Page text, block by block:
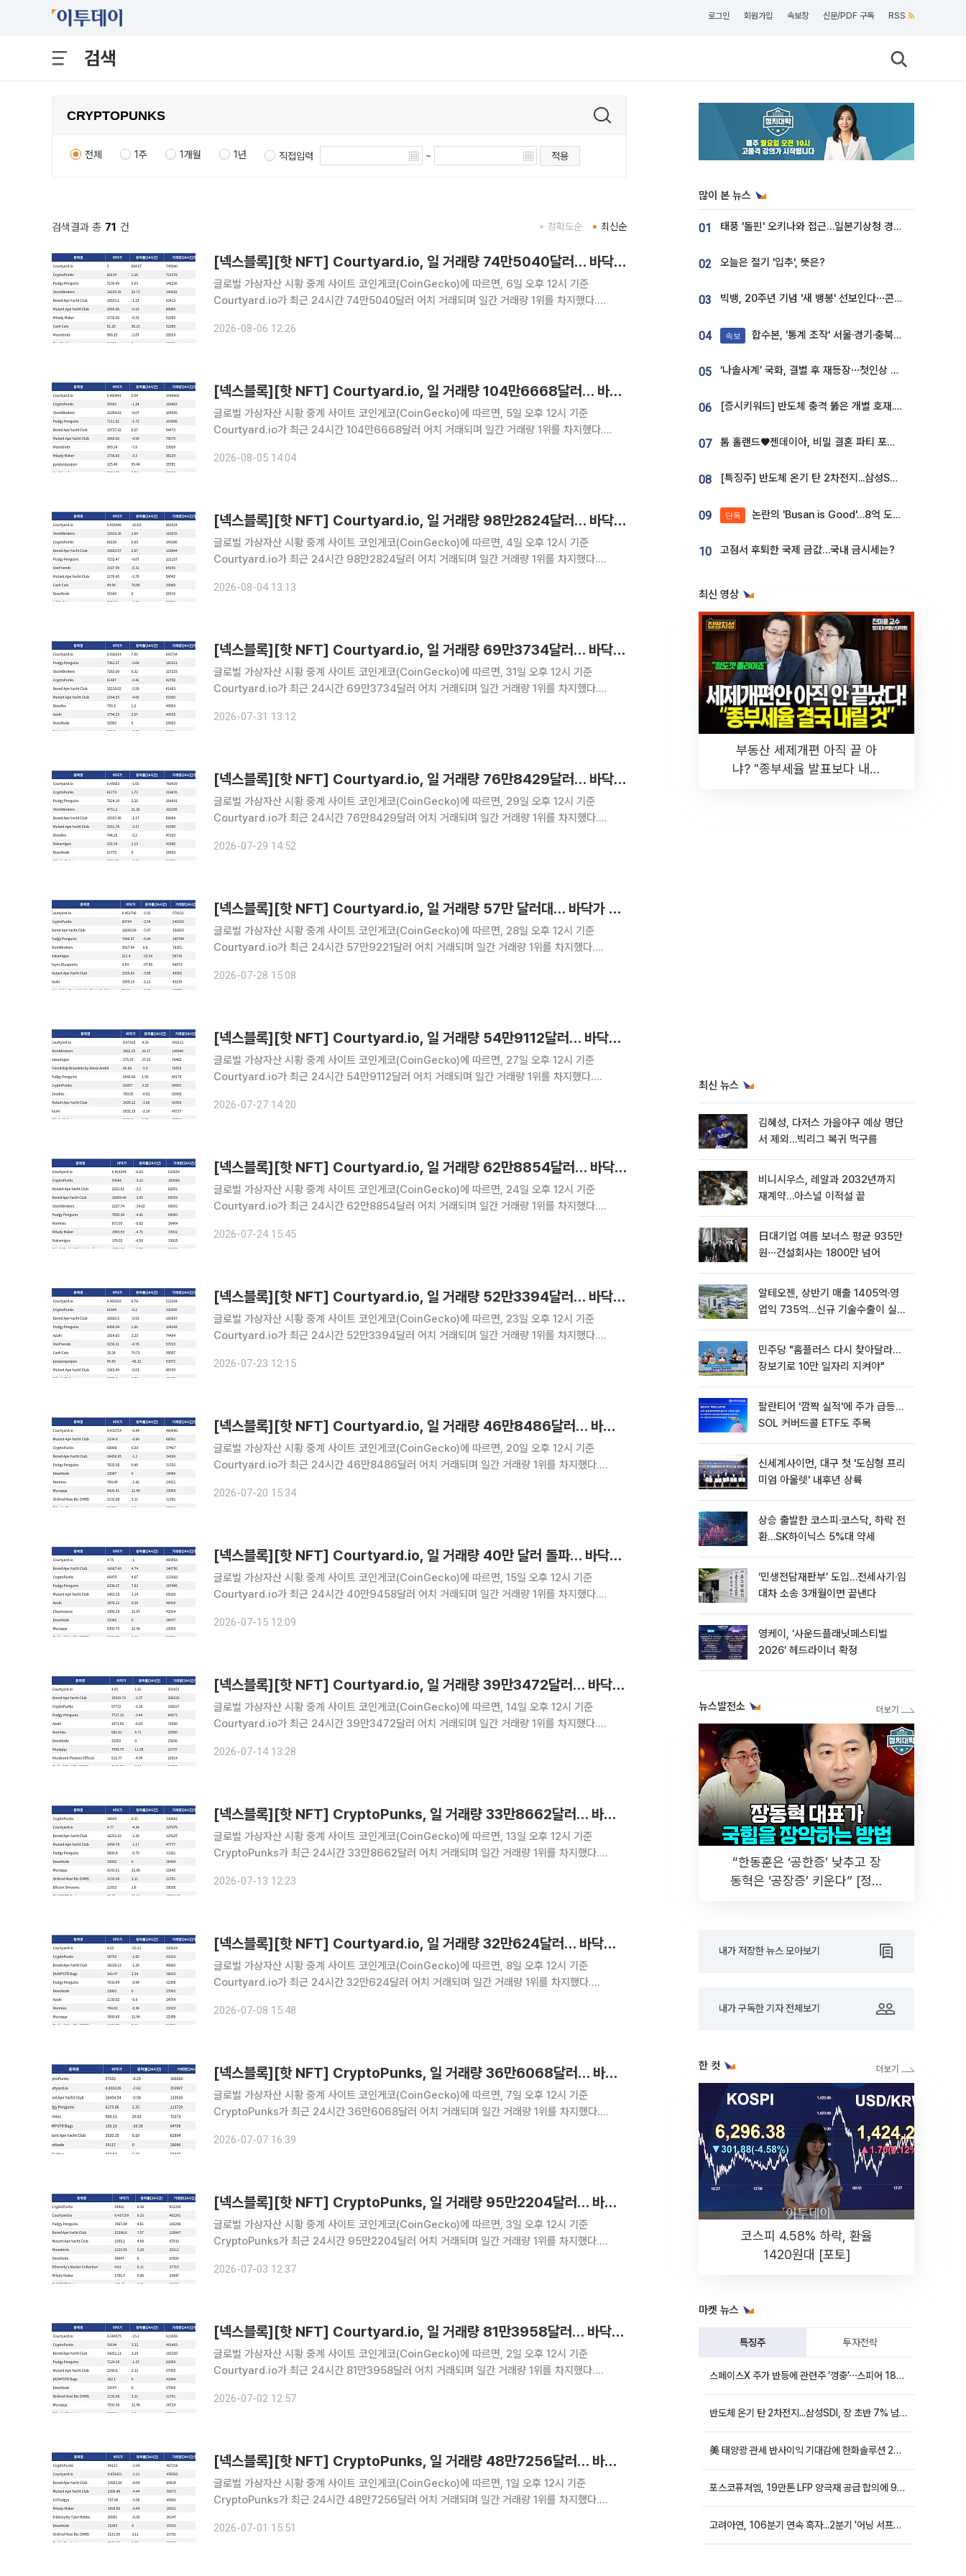
로그인 회원가입 속보창 신문/PDF 구독 RSS
검색
전체 1주 1개월 1년 직접입력 ~ 적용
검색결과 총 71 건 최신순
정확도순
[넥스블록][핫 NFT] Courtyard.io, 일 거래량 74만5040달러… 바닥가 5달러
글로벌 가상자산 시황 중계 사이트 코인게코(CoinGecko)에 따르면, 6일 오후 12시 기준
Courtyard.io가 최근 24시간 74만5040달러 어치 거래되며 일간 거래량 1위를 차지했다.
량 72만1578달러를 기록하며 바닥가 6만12
2026-08-06 12:26
[넥스블록][핫 NFT] Courtyard.io, 일 거래량 104만6668달러… 바닥가 0.46달러
글로벌 가상자산 시황 중계 사이트 코인게코(CoinGecko)에 따르면, 5일 오후 12시 기준
Courtyard.io가 최근 24시간 104만6668달러 어치 거래되며 일간 거래량 1위를 차지했다.
량 16만9483달러를 기록하며 바닥가 5만
2026-08-05 14:04
[넥스블록][핫 NFT] Courtyard.io, 일 거래량 98만2824달러… 바닥가 0.46달러
글로벌 가상자산 시황 중계 사이트 코인게코(CoinGecko)에 따르면, 4일 오후 12시 기준
Courtyard.io가 최근 24시간 98만2824달러 어치 거래되며 일간 거래량 1위를 차지했다.
거래량 18만3576달러를 기록하며 바닥가
2026-08-04 13:13
[넥스블록][핫 NFT] Courtyard.io, 일 거래량 69만3734달러… 바닥가 0.51달러
글로벌 가상자산 시황 중계 사이트 코인게코(CoinGecko)에 따르면, 31일 오후 12시 기준
Courtyard.io가 최근 24시간 69만3734달러 어치 거래되며 일간 거래량 1위를 차지했다.
24시간 거래량 18만5321달러를 기록하
2026-07-31 13:12
[넥스블록][핫 NFT] Courtyard.io, 일 거래량 76만8429달러… 바닥가 0.46달러
글로벌 가상자산 시황 중계 사이트 코인게코(CoinGecko)에 따르면, 29일 오후 12시 기준
Courtyard.io가 최근 24시간 76만8429달러 어치 거래되며 일간 거래량 1위를 차지했다.
시간 거래량 21만8676달러를 기록하며 바
2026-07-29 14:52
[넥스블록][핫 NFT] Courtyard.io, 일 거래량 57만 달러대… 바닥가 0.46달러
글로벌 가상자산 시황 중계 사이트 코인게코(CoinGecko)에 따르면, 28일 오후 12시 기준
Courtyard.io가 최근 24시간 57만9221달러 어치 거래되며 일간 거래량 1위를 차지했다.
래량 24만9263달러를 기록하며 바닥가 6
2026-07-28 15:08
[넥스블록][핫 NFT] Courtyard.io, 일 거래량 54만9112달러… 바닥가 0.48달러
글로벌 가상자산 시황 중계 사이트 코인게코(CoinGecko)에 따르면, 27일 오후 12시 기준
Courtyard.io가 최근 24시간 54만9112달러 어치 거래되며 일간 거래량 1위를 차지했다.
래량 13만940달러를 기록하며 바닥가 38
2026-07-27 14:20
[넥스블록][핫 NFT] Courtyard.io, 일 거래량 62만8854달러… 바닥가 0.41달러
글로벌 가상자산 시황 중계 사이트 코인게코(CoinGecko)에 따르면, 24일 오후 12시 기준
Courtyard.io가 최근 24시간 62만8854달러 어치 거래되며 일간 거래량 1위를 차지했다.
래량 18만68달러를 기록하며 바닥가 5만9
2026-07-24 15:45
[넥스블록][핫 NFT] Courtyard.io, 일 거래량 52만3394달러… 바닥가 0.47달러
글로벌 가상자산 시황 중계 사이트 코인게코(CoinGecko)에 따르면, 23일 오후 12시 기준
Courtyard.io가 최근 24시간 52만3394달러 어치 거래되며 일간 거래량 1위를 차지했다.
량 33만395달러를 기록하며 바닥가 6만1
2026-07-23 12:15
[넥스블록][핫 NFT] Courtyard.io, 일 거래량 46만8486달러… 바닥가 0.43달러
글로벌 가상자산 시황 중계 사이트 코인게코(CoinGecko)에 따르면, 20일 오후 12시 기준
Courtyard.io가 최근 24시간 46만8486달러 어치 거래되며 일간 거래량 1위를 차지했다.
24시간 거래량 6만8561달러를 기
2026-07-20 15:34
[넥스블록][핫 NFT] Courtyard.io, 일 거래량 40만 달러 돌파… 바닥가 4.75달러
글로벌 가상자산 시황 중계 사이트 코인게코(CoinGecko)에 따르면, 15일 오후 12시 기준
Courtyard.io가 최근 24시간 40만9458달러 어치 거래되며 일간 거래량 1위를 차지했다.
24시간 거래량 14만750달러를 기록
2026-07-15 12:09
[넥스블록][핫 NFT] Courtyard.io, 일 거래량 39만3472달러… 바닥가 4.85달러
글로벌 가상자산 시황 중계 사이트 코인게코(CoinGecko)에 따르면, 14일 오후 12시 기준
Courtyard.io가 최근 24시간 39만3472달러 어치 거래되며 일간 거래량 1위를 차지했다.
24시간 거래량 20만8220달러를 기록
2026-07-14 13:28
[넥스블록][핫 NFT] CryptoPunks, 일 거래량 33만8662달러… 바닥가 5만8643달러
글로벌 가상자산 시황 중계 사이트 코인게코(CoinGecko)에 따르면, 13일 오후 12시 기준
CryptoPunks가 최근 24시간 33만8662달러 어치 거래되며 일간 거래량 1위를 차지했다.
거래량 32만7979달러를 기록하며 바닥가 4
2026-07-13 12:23
[넥스블록][핫 NFT] Courtyard.io, 일 거래량 32만624달러… 바닥가 4.85달러
글로벌 가상자산 시황 중계 사이트 코인게코(CoinGecko)에 따르면, 8일 오후 12시 기준
Courtyard.io가 최근 24시간 32만624달러 어치 거래되며 일간 거래량 1위를 차지했다.
래량 9만1913달러를 기록하며 바닥가 5만6
2026-07-08 15:48
[넥스블록][핫 NFT] CryptoPunks, 일 거래량 36만6068달러… 바닥가 5만7652달러
글로벌 가상자산 시황 중계 사이트 코인게코(CoinGecko)에 따르면, 7일 오후 12시 기준
CryptoPunks가 최근 24시간 36만6068달러 어치 거래되며 일간 거래량 1위를 차지했다.
간 거래량 35만3907달러를 기록하며 바닥가 0
2026-07-07 16:39
[넥스블록][핫 NFT] CryptoPunks, 일 거래량 95만2204달러… 바닥가 5만4402달러
글로벌 가상자산 시황 중계 사이트 코인게코(CoinGecko)에 따르면, 3일 오후 12시 기준
CryptoPunks가 최근 24시간 95만2204달러 어치 거래되며 일간 거래량 1위를 차지했다.
거래량 46만2291달러를 기록하며 바닥가 0.
2026-07-03 12:37
[넥스블록][핫 NFT] Courtyard.io, 일 거래량 81만3958달러… 바닥가 0.38달러
글로벌 가상자산 시황 중계 사이트 코인게코(CoinGecko)에 따르면, 2일 오후 12시 기준
Courtyard.io가 최근 24시간 81만3958달러 어치 거래되며 일간 거래량 1위를 차지했다.
량 49만1403달러를 기록하며 바닥가 5만
2026-07-02 12:57
[넥스블록][핫 NFT] CryptoPunks, 일 거래량 48만7256달러… 바닥가 4만9122달러
글로벌 가상자산 시황 중계 사이트 코인게코(CoinGecko)에 따르면, 1일 오후 12시 기준
CryptoPunks가 최근 24시간 48만7256달러 어치 거래되며 일간 거래량 1위를 차지했다.
거래량 47만6593달러를 기록하며 바닥가 0
2026-07-01 15:51
많이 본 뉴스
01 태풍 '돌핀' 오키나와 접근…일본기상청 경로 업데이트
02 오늘은 절기 '입추', 뜻은?
03 빅뱅, 20주년 기념 '새 뱅봉' 선보인다⋯콘서트 앞두고 팝업 개최
04 속보 합수본, '통계 조작' 서울·경기·충북 선관위 등 추가 압수수색
05 ‘나솔사계’ 국화, 결별 후 재등장⋯첫인상 투표 휩쓸고 ‘인기녀’ 등극
06 [증시키워드] 반도체 충격 뚫은 개별 호재...포스코퓨처엠·에코프로·한화솔루션 '눈길'
07 톰 홀랜드♥젠데이아, 비밀 결혼 파티 포착⋯호텔 대관비만 9억
08 [특징주] 반도체 온기 탄 2차전지...삼성SDI, 장 초반 7% 넘게 껑충
09 단독 논란의 'Busan is Good'…8억 도시브랜드, 용산 대통령실 CI 업체가 수행
10 고점서 후퇴한 국제 금값…국내 금시세는?
최신 영상
부동산 세제개편 아직 끝 아
냐? "종부세율 발표보다 내릴
최신 뉴스
김혜성, 다저스 가을야구 예상 명단
서 제외…빅리그 복귀 먹구름
비니시우스, 레알과 2032년까지
재계약…아스널 이적설 끝
日대기업 여름 보너스 평균 935만
원⋯건설회사는 1800만 넘어
알테오젠, 상반기 매출 1405억·영
업익 735억…신규 기술수출이 실적
민주당 "홈플러스 다시 찾아달라…
장보기로 10만 일자리 지켜야"
팔란티어 '깜짝 실적'에 주가 급등…
SOL 커버드콜 ETF도 주목
신세계사이먼, 대구 첫 '도심형 프리
미엄 아울렛' 내후년 상륙
상승 출발한 코스피·코스닥, 하락 전
환…SK하이닉스 5%대 약세
‘민생전담재판부’ 도입…전세사기·임
대차 소송 3개월이면 끝낸다
영케이, ‘사운드플래닛페스티벌
2026’ 헤드라이너 확정
뉴스발전소
“한동훈은 ‘공한증’ 낮추고 장
동혁은 ‘공장증’ 키운다” [정치
내가 저장한 뉴스 모아보기
내가 구독한 기자 전체보기
한 컷
코스피 4.58% 하락, 환율
1420원대 [포토]
마켓 뉴스
특징주 투자전략
스페이스X 주가 반등에 관련주 ‘껑충’⋯스피어 18%ㆍ에이치브이엠 12%↑
반도체 온기 탄 2차전지...삼성SDI, 장 초반 7% 넘게 껑충
美 태양광 관세 반사이익 기대감에 한화솔루션 20%대·OCI홀딩스 14%대 급등
포스코퓨처엠, 19만톤 LFP 양극재 공급 합의에 9%대 강세
고려아연, 106분기 연속 흑자...2분기 '어닝 서프라이즈'에 장 초반 12%대 강세